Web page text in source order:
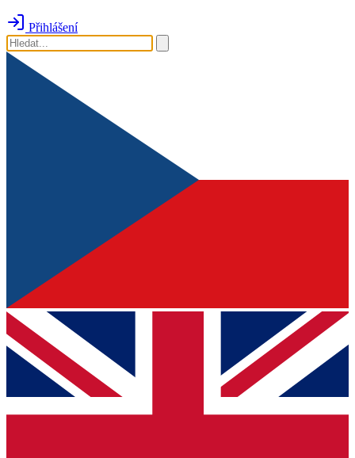
Přihlášení